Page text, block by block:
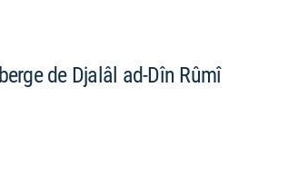
de Djalâl ad-Dîn Rûmî